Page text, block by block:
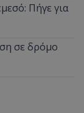
Πήγε για
σε δρόμο